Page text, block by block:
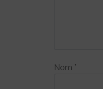
Nom *